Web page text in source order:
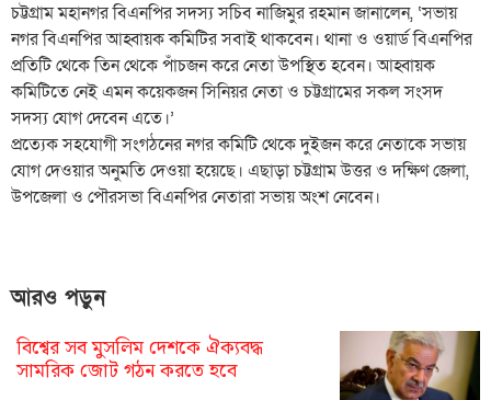
চট্টগ্রাম মহানগর বিএনপির সদস্য সচিব নাজিমুর রহমান জানালেন, ‘সভায়
নগর বিএনপির আহ্বায়ক কমিটির সবাই থাকবেন। থানা ও ওয়ার্ড বিএনপির
প্রতিটি থেকে তিন থেকে পাঁচজন করে নেতা উপস্থিত হবেন। আহ্বায়ক
কমিটিতে নেই এমন কয়েকজন সিনিয়র নেতা ও চট্টগ্রামের সকল সংসদ
সদস্য যোগ দেবেন এতে।’
প্রত্যেক সহযোগী সংগঠনের নগর কমিটি থেকে দুইজন করে নেতাকে সভায়
যোগ দেওয়ার অনুমতি দেওয়া হয়েছে। এছাড়া চট্টগ্রাম উত্তর ও দক্ষিণ জেলা,
উপজেলা ও পৌরসভা বিএনপির নেতারা সভায় অংশ নেবেন।
আরও পড়ুন
বিশ্বের সব মুসলিম দেশকে ঐক্যবদ্ধ
সামরিক জোট গঠন করতে হবে